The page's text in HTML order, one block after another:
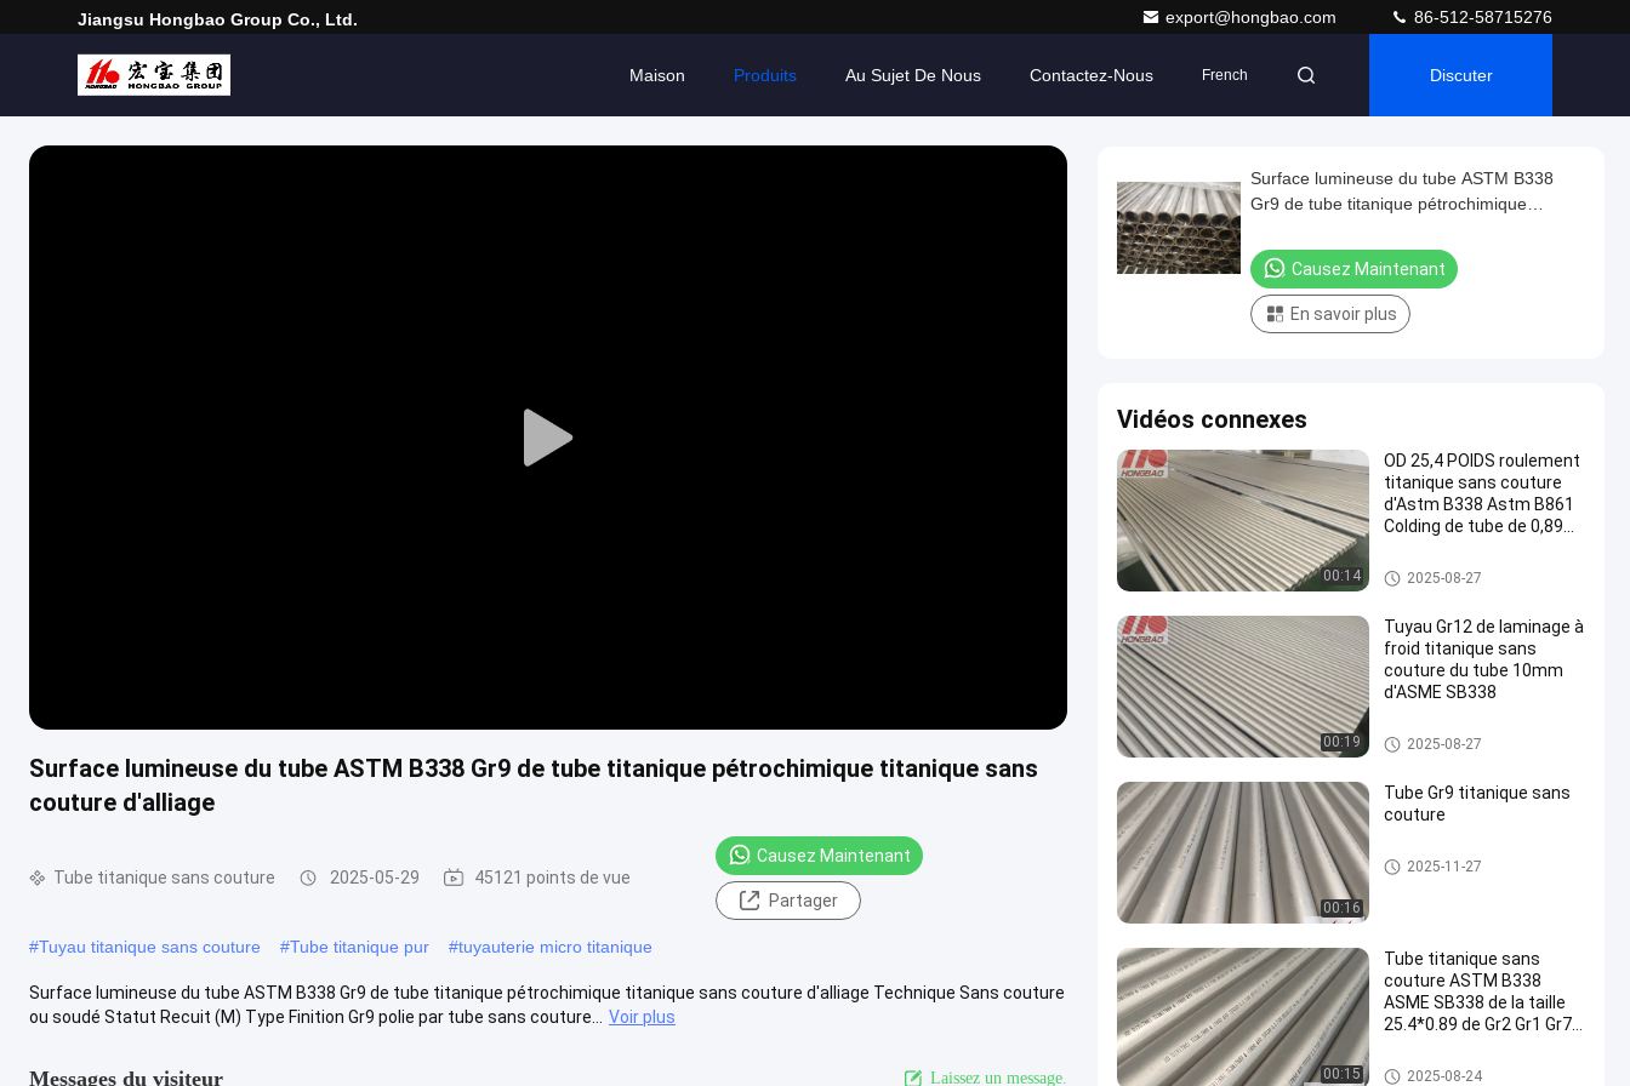
Jiangsu Hongbao Group Co., Ltd. export@hongbao.com 86-512-58715276
Maison Produits Au Sujet De Nous Contactez-Nous French Discuter
Play
Surface lumineuse du tube ASTM B338 Gr9 de tube titanique pétrochimique titanique sans
couture d'alliage
Tube titanique sans couture 2025-05-29 45121 points de vue
Causez Maintenant
Partager
#Tuyau titanique sans couture #Tube titanique pur #tuyauterie micro titanique
Surface lumineuse du tube ASTM B338 Gr9 de tube titanique pétrochimique titanique sans couture d'alliage Technique Sans couture
ou soudé Statut Recuit (M) Type Finition Gr9 polie par tube sans couture...
Voir plus
Messages du visiteur Laissez un message.
Surface lumineuse du tube ASTM B338
Gr9 de tube titanique pétrochimique
Causez Maintenant
En savoir plus
Vidéos connexes
00:14
OD 25,4 POIDS roulement
titanique sans couture
d'Astm B338 Astm B861
Colding de tube de 0,89
Tube titanique sans couture
2025-08-27
00:19
Tuyau Gr12 de laminage à
froid titanique sans
couture du tube 10mm
d'ASME SB338
Tube titanique sans couture
2025-08-27
00:16
Tube Gr9 titanique sans
couture
Tube titanique sans couture
2025-11-27
00:15
Tube titanique sans
couture ASTM B338
ASME SB338 de la taille
25.4*0.89 de Gr2 Gr1 Gr7
Tube titanique sans couture
2025-08-24